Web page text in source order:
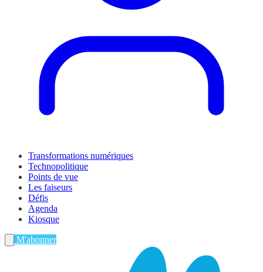
Transformations numériques
Technopolitique
Points de vue
Les faiseurs
Défis
Agenda
Kiosque
M'abonner